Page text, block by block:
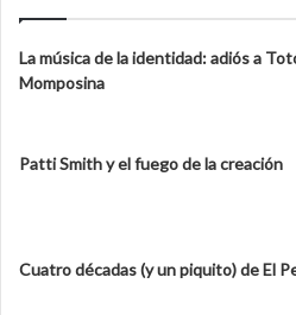
La música de la identidad: adiós a
Momposina
Patti Smith y el fuego de la creación
Cuatro décadas (y un piquito) de El